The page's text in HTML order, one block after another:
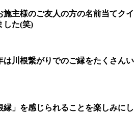
主様のご友人の方の名前当てクイ
した(笑)
は川根繋がりでのご縁をたくさんい
縁」を感じられることを楽しみにし